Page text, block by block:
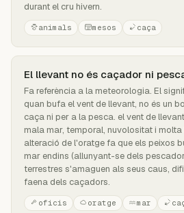
durant el cru hivern.
animals mesos caça
El llevant no és caçador ni
Fa referència a la meteorologia. El
quan bufa el vent de llevant, no és un
caça ni per a la pesca. el vent de
mala mar, temporal, nuvolositat i
alteració de l'oratge fa que els peixos
mar endins (allunyant-se dels
terrestres s'amaguen als seus caus,
faena dels caçadors.
oficis oratge mar